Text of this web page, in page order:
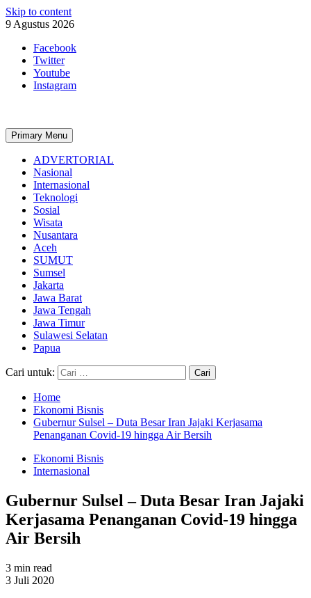
Skip to content
9 Agustus 2026
Facebook
Twitter
Youtube
Instagram
Primary Menu
ADVERTORIAL
Nasional
Internasional
Teknologi
Sosial
Wisata
Nusantara
Aceh
SUMUT
Sumsel
Jakarta
Jawa Barat
Jawa Tengah
Jawa Timur
Sulawesi Selatan
Papua
Cari untuk:
Home
Ekonomi Bisnis
Gubernur Sulsel – Duta Besar Iran Jajaki Kerjasama
Penanganan Covid-19 hingga Air Bersih
Ekonomi Bisnis
Internasional
Gubernur Sulsel – Duta Besar Iran Jajaki
Kerjasama Penanganan Covid-19 hingga
Air Bersih
3 min read
3 Juli 2020